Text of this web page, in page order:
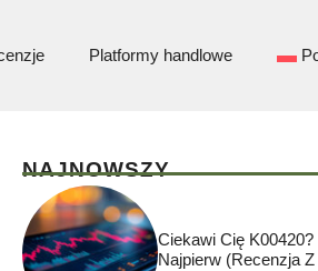
Platformy handlowe
NAJNOWSZY
Ciekawi Cię
Najpierw (Recenzja Z